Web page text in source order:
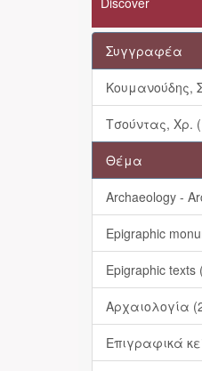
Συγγραφέα
Κουμανούδης,
Τσούντας, Χρ.
Θέμα
Archaeology -
Epigraphic
Epigraphic texts
Αρχαιολογία
Επιγραφικά